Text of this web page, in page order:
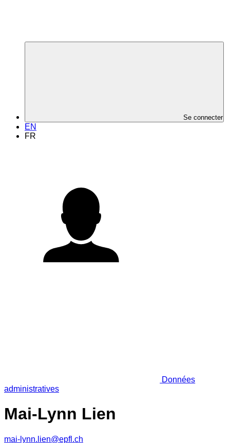
Se connecter
EN
FR
Données
administratives
Mai-Lynn Lien
mai-lynn.lien@epfl.ch